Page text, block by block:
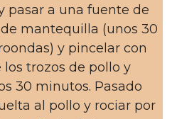
pasar a una fuente de
mantequilla (unos 30
y pincelar con
trozos de pollo y
30 minutos. Pasado
al pollo y rociar por